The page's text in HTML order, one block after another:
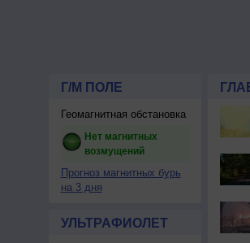
Г/М ПОЛЕ
Геомагнитная обстановка
Нет магнитных
возмущений
Прогноз магнитных бурь
на 3 дня
УЛЬТРАФИОЛЕТ